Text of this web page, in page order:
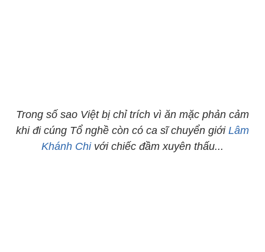
Trong số sao Việt bị chỉ trích vì ăn mặc phản cảm
khi đi cúng Tổ nghề còn có ca sĩ chuyển giới Lâm
Khánh Chivới chiếc đầm xuyên thấu...